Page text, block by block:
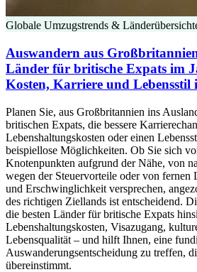
Globale Umzugstrends &
Auswandern aus
Länder für britische Expats im
Kosten, Karriere und Lebensstil
Planen Sie, aus Großbritannien ins
britischen Expats, die bessere
Lebenshaltungskosten oder einen
beispiellose Möglichkeiten. Ob Sie sich
Knotenpunkten aufgrund der Nähe, von
wegen der Steuervorteile oder von fernen
und Erschwinglichkeit versprechen,
des richtigen Ziellands ist entscheidend.
die besten Länder für britische Expats
Lebenshaltungskosten, Visazugang,
Lebensqualität – und hilft Ihnen, eine
Auswanderungsentscheidung zu treffen,
übereinstimmt.